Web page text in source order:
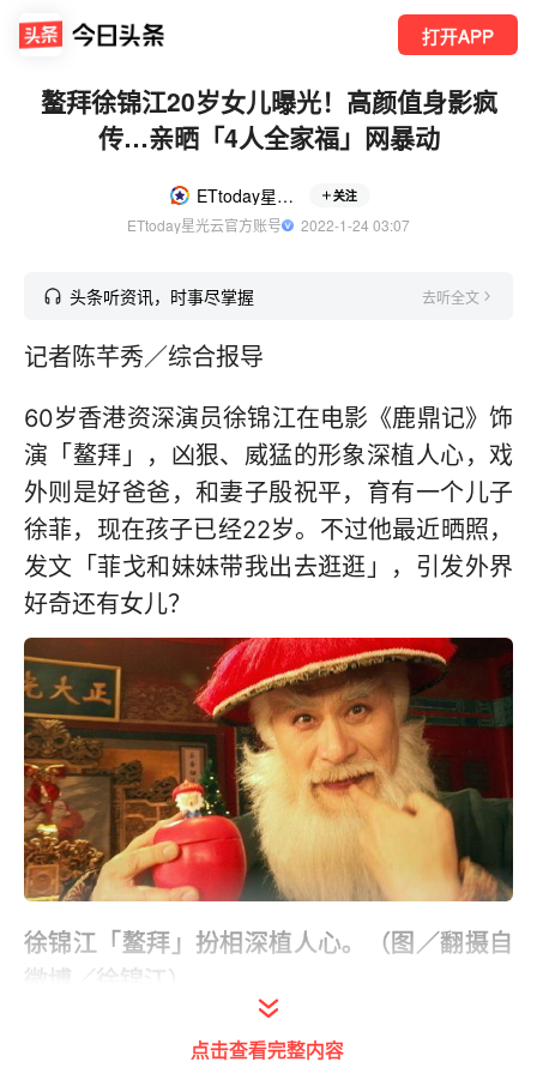
打开APP
鳌拜徐锦江20岁女儿曝光！高颜值身影疯
传…亲晒「4人全家福」网暴动
ETtoday星光云 关注
ETtoday星光云官方账号
  2022-1-24 03:07
头条听资讯，时事尽掌握 去听全文
记者陈芊秀／综合报导
60岁香港资深演员徐锦江在电影《鹿鼎记》饰
演「鳌拜」，凶狠、威猛的形象深植人心，戏
外则是好爸爸，和妻子殷祝平，育有一个儿子
徐菲，现在孩子已经22岁。不过他最近晒照，
发文「菲戈和妹妹带我出去逛逛」，引发外界
好奇还有女儿？
徐锦江「鳌拜」扮相深植人心。（图／翻摄自
微博／徐锦江）
徐锦江当年在云南拍戏时，对殷祝平一见钟
点击查看完整内容